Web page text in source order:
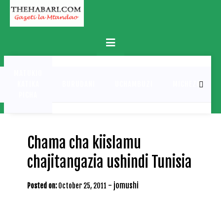
Skip
content
Primary
Menu
MICHEZO
Chama cha kiislamu
chajitangazia ushindi Tunisia
Posted on: October 25, 2011 - jomushi